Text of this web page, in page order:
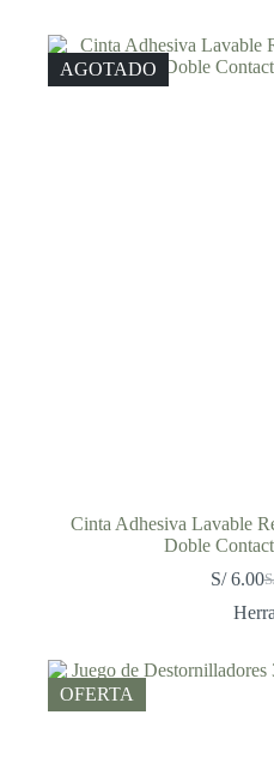
AGOTADO
Cinta Adhesiva Lavable
Doble
El
S/6.00El
OFERTA